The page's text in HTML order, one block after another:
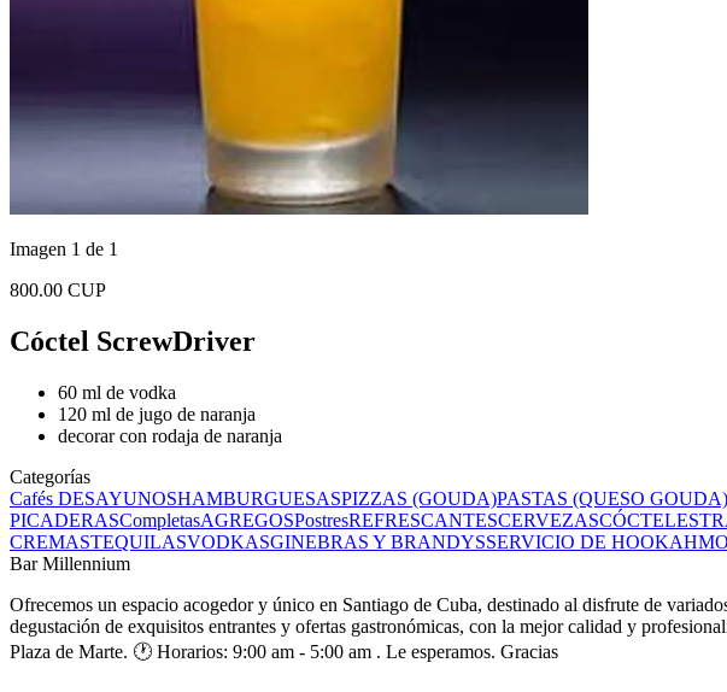
Imagen 1 de 1
800.00 CUP
Cóctel ScrewDriver
60 ml de vodka
120 ml de jugo de naranja
decorar con rodaja de naranja
Categorías
Cafés DESAYUNOSHAMBURGUESASPIZZAS (GOUDA)PASTAS (QUESO GOUDA)
PICADERASCompletasAGREGOSPostresREFRESCANTESCERVEZASCÓCTELES
CREMASTEQUILASVODKASGINEBRAS Y BRANDYSSERVICIO DE HOOKAH
Bar Millennium
Ofrecemos un espacio acogedor y único en Santiago de Cuba, destinado al disfrute de
degustación de exquisitos entrantes y ofertas gastronómicas, con la mejor calidad y
Plaza de Marte. 🕐 Horarios: 9:00 am - 5:00 am . Le esperamos. Gracias